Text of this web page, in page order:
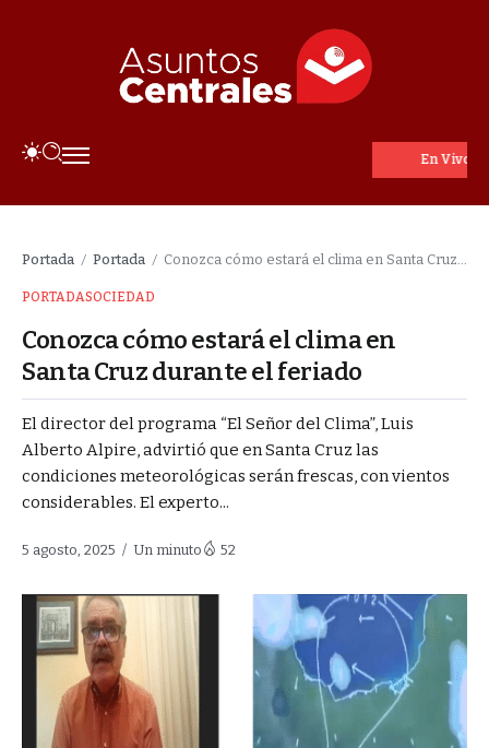
En Vivo
Portada / Portada / Conozca cómo estará el clima en Santa Cruz durante el feriado
PORTADASOCIEDAD
Conozca cómo estará el clima en
Santa Cruz durante el feriado
El director del programa “El Señor del Clima”, Luis
Alberto Alpire, advirtió que en Santa Cruz las
condiciones meteorológicas serán frescas, con vientos
considerables. El experto...
5 agosto, 2025 Un minuto 52